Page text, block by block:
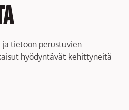
tietoon perustuvien
hyödyntävät kehittyneitä